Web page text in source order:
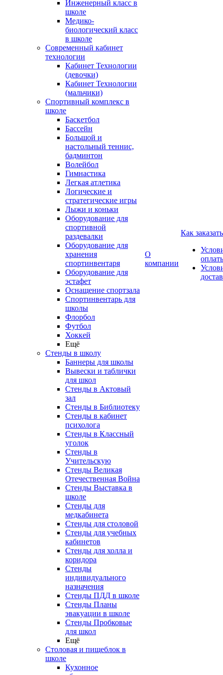
Инженерный класс в
школе
Медико-
биологический класс
в школе
Современный кабинет
технологии
Кабинет Технологии
(девочки)
Кабинет Технологии
(мальчики)
Спортивный комплекс в
школе
Баскетбол
Бассейн
Большой и
настольный теннис,
бадминтон
Волейбол
Гимнастика
Легкая атлетика
Логические и
стратегические игры
Лыжи и коньки
Оборудование для
спортивной
раздевалки
Оборудование для
хранения
спортинвентаря
Оборудование для
эстафет
Оснащение спортзала
Спортинвентарь для
школы
Флорбол
Футбол
Хоккей
Ещё
Стенды в школу
Баннеры для школы
Вывески и таблички
для школ
Стенды в Актовый
зал
Стенды в Библиотеку
Стенды в кабинет
психолога
Стенды в Классный
уголок
Стенды в
Учительскую
Стенды Великая
Отечественная Война
Стенды Выставка в
школе
Стенды для
медкабинета
Стенды для столовой
Стенды для учебных
кабинетов
Стенды для холла и
коридора
Стенды
индивидуального
назначения
Стенды ПДД в школе
Стенды Планы
эвакуации в школе
Стенды Пробковые
для школ
Ещё
Столовая и пищеблок в
школе
Кухонное
О
компании
Как